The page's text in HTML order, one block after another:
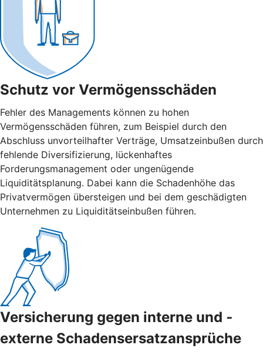
Schutz vor Vermögensschäden
Fehler des Managements können zu hohen
Vermögensschäden führen, zum Beispiel durch den
Abschluss unvorteilhafter Verträge, Umsatzeinbußen durch
fehlende Diversifizierung, lückenhaftes
Forderungsmanagement oder ungenügende
Liquiditätsplanung. Dabei kann die Schadenhöhe das
Privatvermögen übersteigen und bei dem geschädigten
Unternehmen zu Liquiditätseinbußen führen.
Versicherung gegen interne und ­
externe ­Schadensersatzansprüche